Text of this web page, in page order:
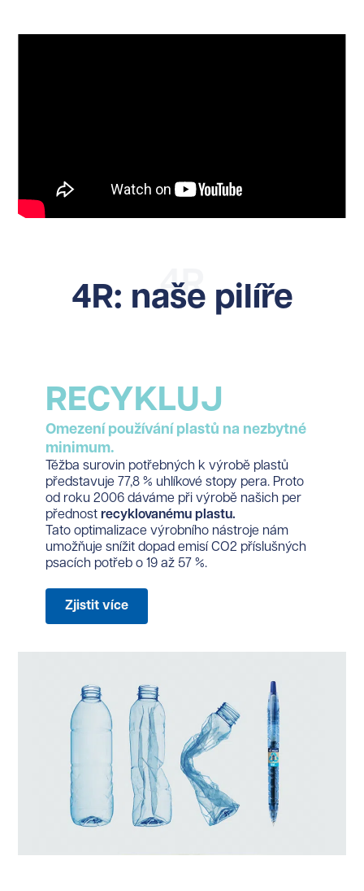
4R
4R: naše pilíře
RECYKLUJ
Omezení používání plastů na nezbytné
minimum.
Těžba surovin potřebných k výrobě plastů
představuje 77,8 % uhlíkové stopy pera. Proto
od roku 2006 dáváme při výrobě našich per
přednostrecyklovanému plastu.
Tato optimalizace výrobního nástroje nám
umožňuje snížit dopad emisí CO2 příslušných
psacích potřeb o 19 až 57 %.
Zjistit více